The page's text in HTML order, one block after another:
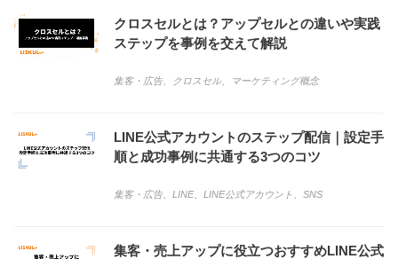
クロスセルとは？アップセルとの違いや実践
ステップを事例を交えて解説
集客・広告、 クロスセル、 マーケティング概念
LINE公式アカウントのステップ配信｜設定手
順と成功事例に共通する3つのコツ
集客・広告、 LINE、 LINE公式アカウント SNS
集客・売上アップに役立つおすすめLINE公式